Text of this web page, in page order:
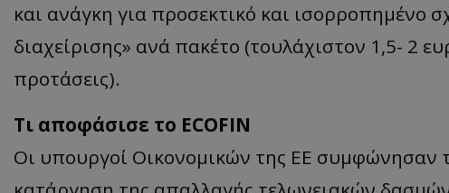
και ανάγκη για προσεκτικό και ισορροπημένο
διαχείρισης» ανά πακέτο (τουλάχιστον 1,5- 2
προτάσεις).
Τι αποφάσισε το ECOFIN
Οι υπουργοί Οικονομικών της ΕΕ